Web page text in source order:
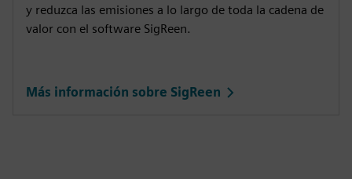
y reduzca las emisiones a lo largo de toda la cadena de
valor con el software SigReen.
Más información sobre SigReen